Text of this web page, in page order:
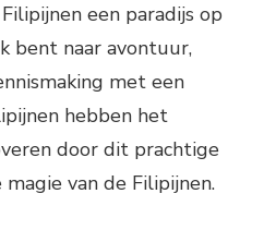
een paradijs op
bent naar avontuur,
met een
hebben het
door dit prachtige
van de Filipijnen.